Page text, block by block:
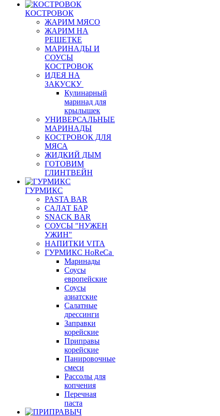
КОСТРОВОК
ЖАРИМ МЯСО
ЖАРИМ НА
РЕШЕТКЕ
МАРИНАДЫ И
СОУСЫ
КОСТРОВОК
ИДЕЯ НА
ЗАКУСКУ
Кулинарный
маринад для
крылышек
УНИВЕРСАЛЬНЫЕ
МАРИНАДЫ
КОСТРОВОК ДЛЯ
МЯСА
ЖИДКИЙ ДЫМ
ГОТОВИМ
ГЛИНТВЕЙН
ГУРМИКС
PASTA BAR
САЛАТ БАР
SNACK BAR
СОУСЫ "НУЖЕН
УЖИН"
НАПИТКИ VITA
ГУРМИКС HoReCa
Маринады
Соусы
европейские
Соуcы
азиатские
Салатные
дрессинги
Заправки
корейские
Приправы
корейские
Панировочные
смеси
Рассолы для
копчения
Перечная
паста